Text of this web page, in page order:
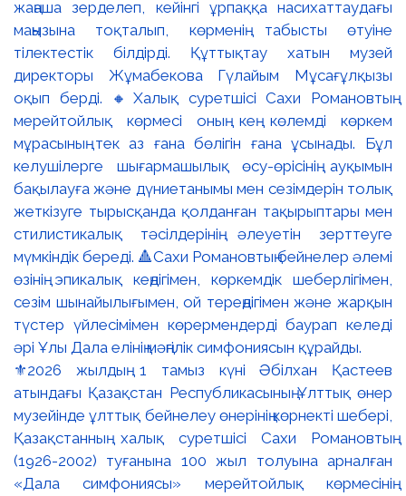
⚜️2026 жылдың 1 тамыз күні Әбілхан Қастеев
атындағы Қазақстан Республикасының Ұлттық өнер
музейінде ұлттық бейнелеу өнерінің көрнекті шебері,
Қазақстанның халық суретшісі Сахи Романовтың
(1926-2002) туғанына 100 жыл толуына арналған
«Дала симфониясы» мерейтойлық көрмесінің